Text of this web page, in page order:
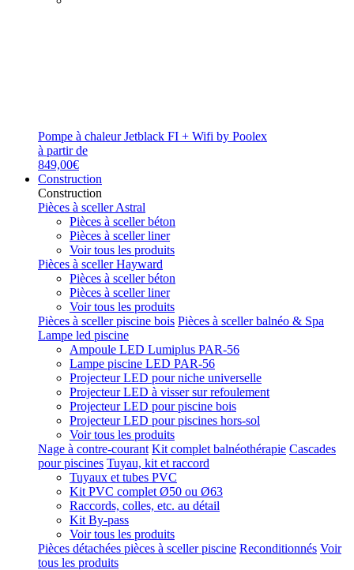
Pompe à chaleur Jetblack FI + Wifi by Poolex
à partir de
849,00€
Construction
Construction
Pièces à sceller Astral
Pièces à sceller béton
Pièces à sceller liner
Voir tous les produits
Pièces à sceller Hayward
Pièces à sceller béton
Pièces à sceller liner
Voir tous les produits
Pièces à sceller piscine bois Pièces à sceller balnéo & Spa
Lampe led piscine
Ampoule LED Lumiplus PAR-56
Lampe piscine LED PAR-56
Projecteur LED pour niche universelle
Projecteur LED à visser sur refoulement
Projecteur LED pour piscine bois
Projecteur LED pour piscines hors-sol
Voir tous les produits
Nage à contre-courant Kit complet balnéothérapie Cascades
pour piscines Tuyau, kit et raccord
Tuyaux et tubes PVC
Kit PVC complet Ø50 ou Ø63
Raccords, colles, etc. au détail
Kit By-pass
Voir tous les produits
Pièces détachées pièces à sceller piscine Reconditionnés Voir
tous les produits